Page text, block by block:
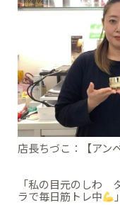
店長ちづこ：【アン
「私の目元のしわ
ラで毎日筋トレ中
」